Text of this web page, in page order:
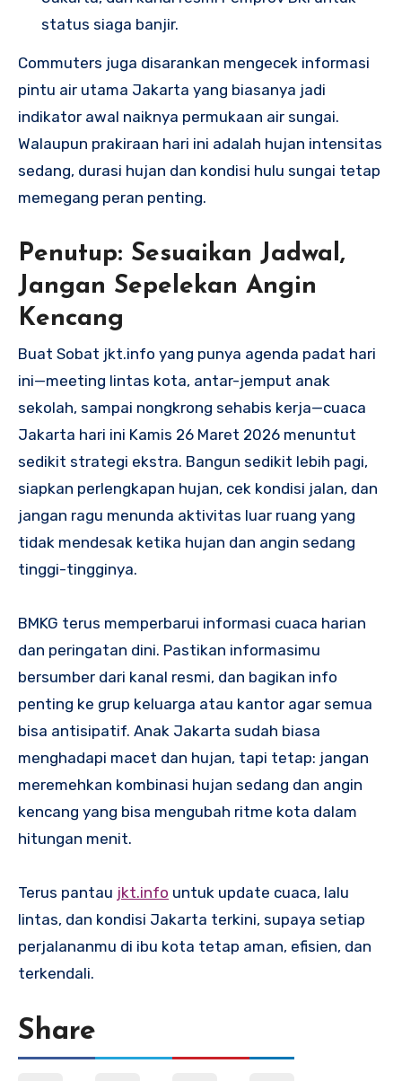
status siaga banjir.
Commuters juga disarankan mengecek informasi
pintu air utama Jakarta yang biasanya jadi
indikator awal naiknya permukaan air sungai.
Walaupun prakiraan hari ini adalah hujan intensitas
sedang, durasi hujan dan kondisi hulu sungai tetap
memegang peran penting.
Penutup: Sesuaikan Jadwal,
Jangan Sepelekan Angin
Kencang
Buat Sobat jkt.info yang punya agenda padat hari
ini—meeting lintas kota, antar-jemput anak
sekolah, sampai nongkrong sehabis kerja—cuaca
Jakarta hari ini Kamis 26 Maret 2026 menuntut
sedikit strategi ekstra. Bangun sedikit lebih pagi,
siapkan perlengkapan hujan, cek kondisi jalan, dan
jangan ragu menunda aktivitas luar ruang yang
tidak mendesak ketika hujan dan angin sedang
tinggi-tingginya.
BMKG terus memperbarui informasi cuaca harian
dan peringatan dini. Pastikan informasimu
bersumber dari kanal resmi, dan bagikan info
penting ke grup keluarga atau kantor agar semua
bisa antisipatif. Anak Jakarta sudah biasa
menghadapi macet dan hujan, tapi tetap: jangan
meremehkan kombinasi hujan sedang dan angin
kencang yang bisa mengubah ritme kota dalam
hitungan menit.
Terus pantau jkt.info untuk update cuaca, lalu
lintas, dan kondisi Jakarta terkini, supaya setiap
perjalananmu di ibu kota tetap aman, efisien, dan
terkendali.
Share